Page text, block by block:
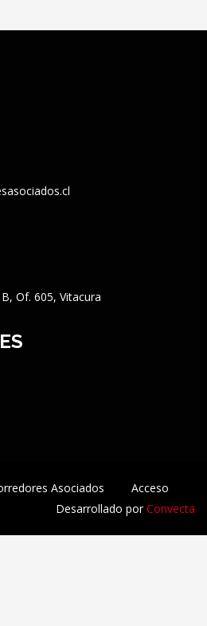
Of. 605, Vitacura
Asociados
Acceso
Desarrollado porConvecta